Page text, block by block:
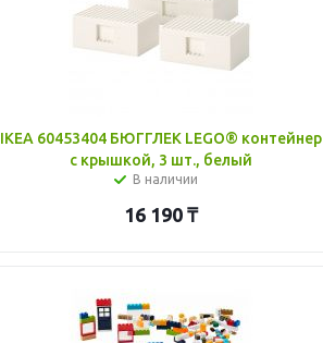
IKEA 60453404 БЮГГЛЕК LEGO® контейнер
с крышкой, 3 шт., белый
В наличии
16 190₸